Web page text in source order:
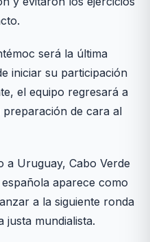
será la última
iniciar su participación
el equipo regresará a
de cara al
a Uruguay, Cabo Verde
aparece como
a la siguiente ronda
mundialista.